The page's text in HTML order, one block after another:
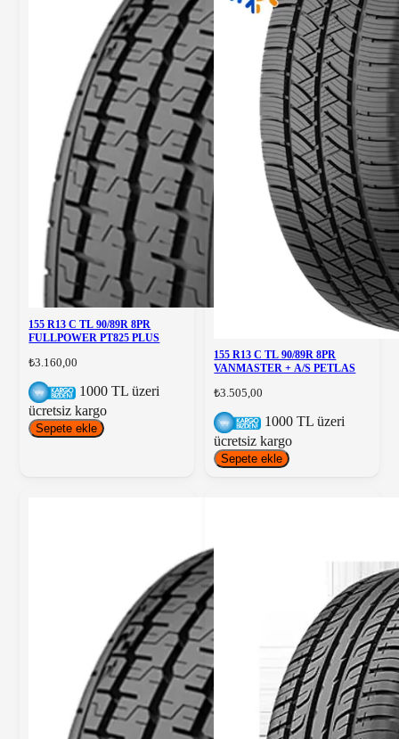
155 R13 C TL 90/89R 8PR
FULLPOWER PT825 PLUS
₺3.160,00
1000 TL üzeri
ücretsiz kargo
Sepete ekle
155 R13 C TL 90/89R 8PR
VANMASTER + A/S PETLAS
₺3.505,00
1000 TL üzeri
ücretsiz kargo
Sepete ekle